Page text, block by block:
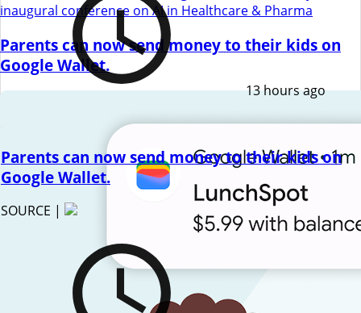
Parents can now send money to their kids on
Google Wallet.
13 hours ago
Parents can now send money to their kids on
Google Wallet.
SOURCE |